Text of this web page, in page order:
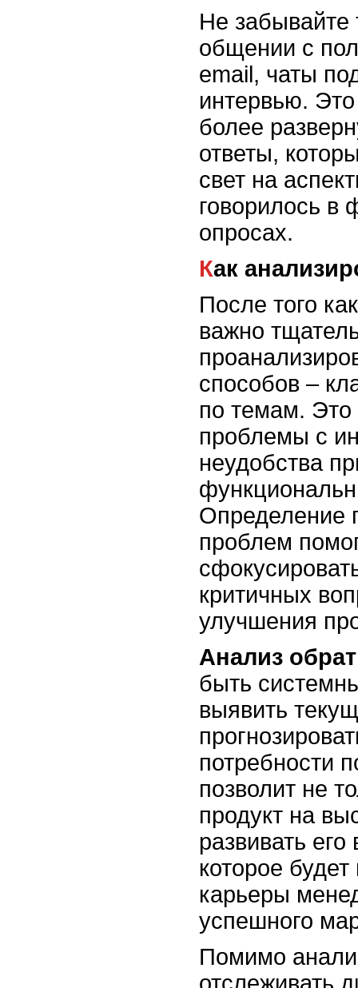
Не
общении с
email, чаты
интервью.
более
ответы,
свет на
говорилось в
опросах.
Как
После того
важно
способов –
по темам. Это
проблемы с
неудобства
Определение
проблем
критичных
улучшения
Анализ
быть
выявить
потребности
позволит не
продукт на
развивать
которое
карьеры
успешного
Помимо